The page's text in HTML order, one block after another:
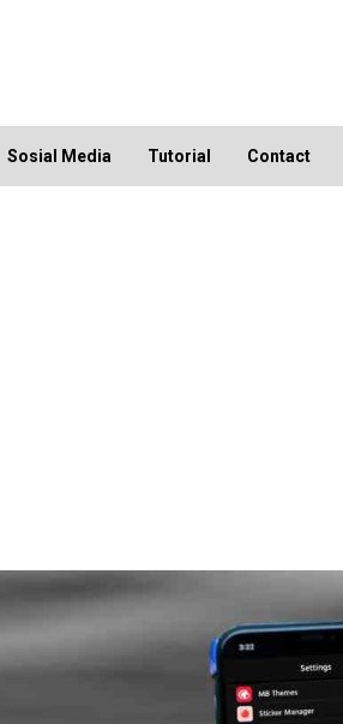
Sosial Media Tutorial Contact